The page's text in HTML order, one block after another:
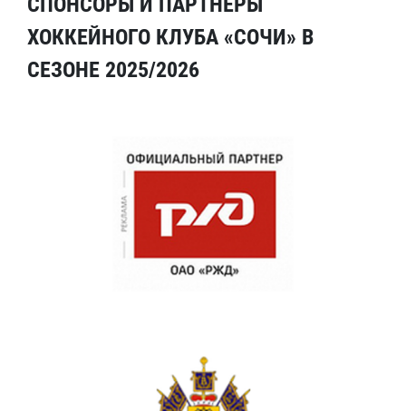
ХОККЕЙНОГО КЛУБА «СОЧИ» В
СЕЗОНЕ 2025/2026